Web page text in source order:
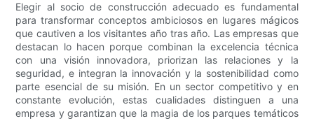
Elegir al socio de construcción adecuado es fundamental
para transformar conceptos ambiciosos en lugares mágicos
que cautiven a los visitantes año tras año. Las empresas que
destacan lo hacen porque combinan la excelencia técnica
con una visión innovadora, priorizan las relaciones y la
seguridad, e integran la innovación y la sostenibilidad como
parte esencial de su misión. En un sector competitivo y en
constante evolución, estas cualidades distinguen a una
empresa y garantizan que la magia de los parques temáticos